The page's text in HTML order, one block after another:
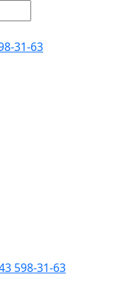
31-63
598-31-63